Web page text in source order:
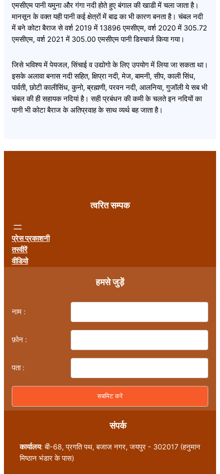
एमसीएम पानी यमुना और गंगा नदी होते हुए बंगाल की खाडी में चला जाता है।
मानसून के वक्त यही पानी कई क्षेत्रों में बाढ का भी कारण बनता है। चंबल नदी
में बने कोटा बैराज से वर्श 2019 में 13896 एमसीएम, वर्श 2020 में 305.72
एमसीएम, वर्श 2021 में 305.00 एमसीएम पानी डिस्चार्ज किया गया।
जिसे भविश्य में पेयजल, सिंचाई व उद्योगो के लिए उपयोग में लिया जा सकता था।
इसके अलावा बनास नदी सहित, क्षिप्रा नदी, मेज, बामनी, सीप, काली सिंध,
पार्वती, छोटी कालीसिंध, कुनो, ब्रह्मणी, परवन नदी, आलनिया, गुजॉली ये सब भी
चंबल की ही सहायक नदियां है। सही प्रबंधन की कमी के चलते इन नदियों का
पानी भी कोटा बैराज के अतिप्रवाह के साथ व्यर्थ बह जाता है।
त्वरित सम्पक
प्रेस प्रकाशनी
तस्वीरें
वीडियो
हमसे जुड़ें
नाम :
फ़ोन :
पता :
संपर्क
कार्यालय: बी-68, प्रगति पथ, बजाज नगर, जयपुर - 302017 (हनुमान
मिष्ठान भंडार के पास)